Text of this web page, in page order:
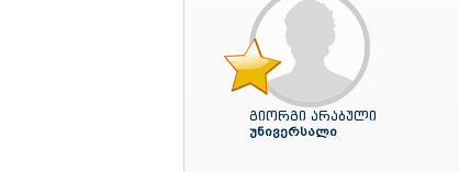
გიორგი არაბული
უნივერსალი